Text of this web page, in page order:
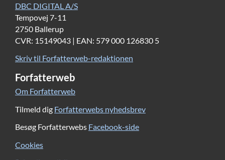
DBC DIGITAL A/S
Tempovej 7-11
2750 Ballerup
CVR: 15149043 | EAN: 579 000 126830 5
Skriv til Forfatterweb-redaktionen
Forfatterweb
Om Forfatterweb
Tilmeld dig Forfatterwebs nyhedsbrev
Besøg Forfatterwebs Facebook-side
Cookies